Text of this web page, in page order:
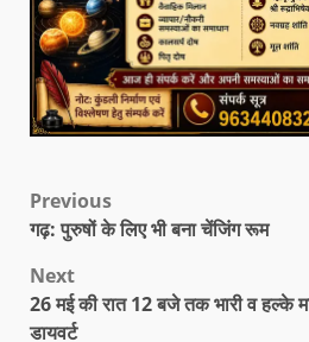
Previous
गढ़: पुरुषों के लिए भी बना चेंजिंग रूम
Next
26 मई की रात 12 बजे तक भारी व हल्के
डायवर्ट